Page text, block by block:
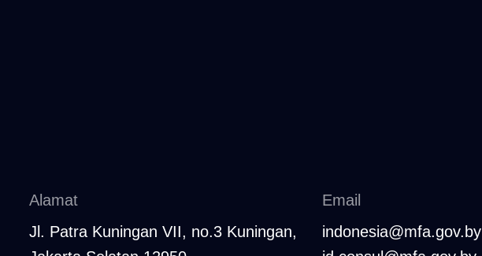
Alamat
Jl. Patra Kuningan VII, no.3 Kuningan,
Email
indonesia@mfa.gov.by